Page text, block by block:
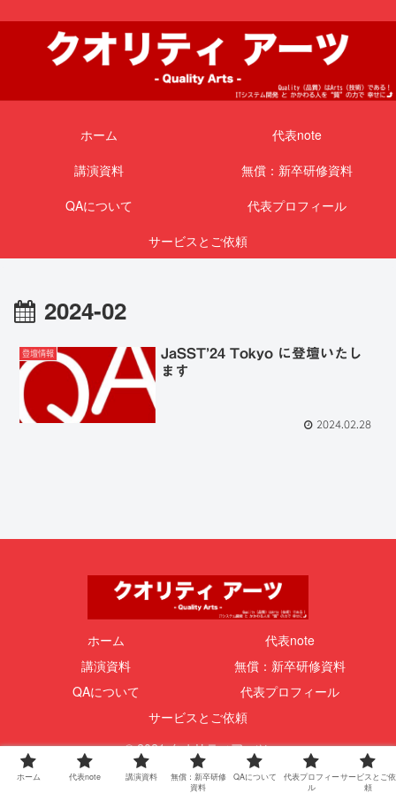
ホーム
代表note
講演資料
無償：新卒研修資料
QAについて
代表プロフィール
サービスとご依頼
2024-02
登壇情報
JaSST’24 Tokyo に登壇いたし
ます
2024.02.28
ホーム
代表note
講演資料
無償：新卒研修資料
QAについて
代表プロフィール
サービスとご依頼
© 2021 クオリティアーツ.
ホーム 代表note 講演資料
無償：新卒研修
資料
QAについて
代表プロフィー
ル
サービスとご依
頼